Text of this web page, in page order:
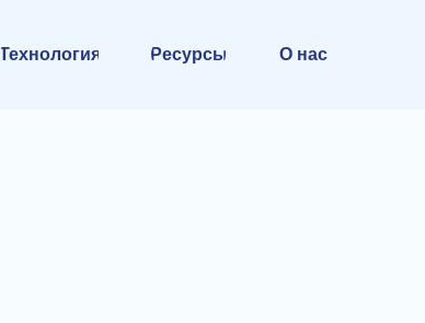
Технология Ресурсы О нас